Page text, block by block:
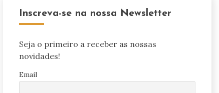
Inscreva-se na nossa Newsletter
Seja o primeiro a receber as nossas
novidades!
Email